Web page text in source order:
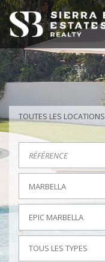
TOUTES LES LOCATIONS
MARBELLA
EPIC MARBELLA
TOUS LES TYPES